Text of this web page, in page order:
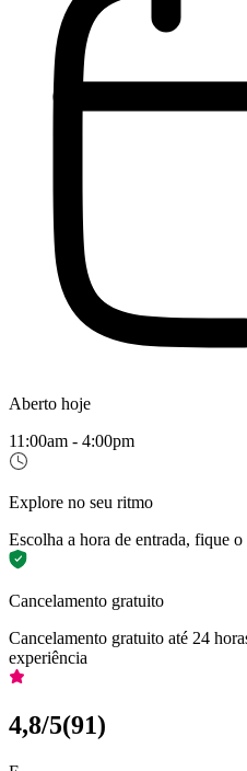
Aberto hoje
11:00am - 4:00pm
Explore no seu ritmo
Escolha a hora de entrada, fique
Cancelamento gratuito
Cancelamento gratuito até 24
experiência
4,8/5(91)